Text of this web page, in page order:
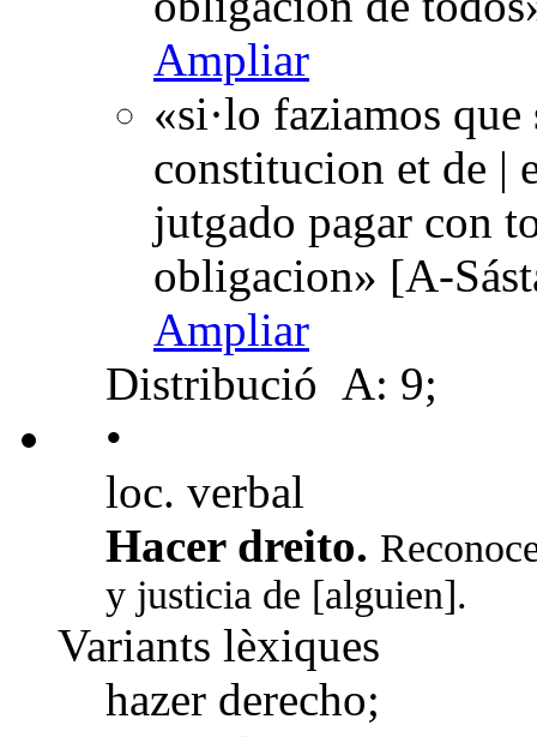
Ampliar
«si·lo faziamos
constitucion et de |
jutgado pagar con
obligacion» [A-
Ampliar
Distribució A: 9;
•
loc. verbal
Hacer dreito.
y justicia de [alguien].
Variants lèxiques
hazer derecho;